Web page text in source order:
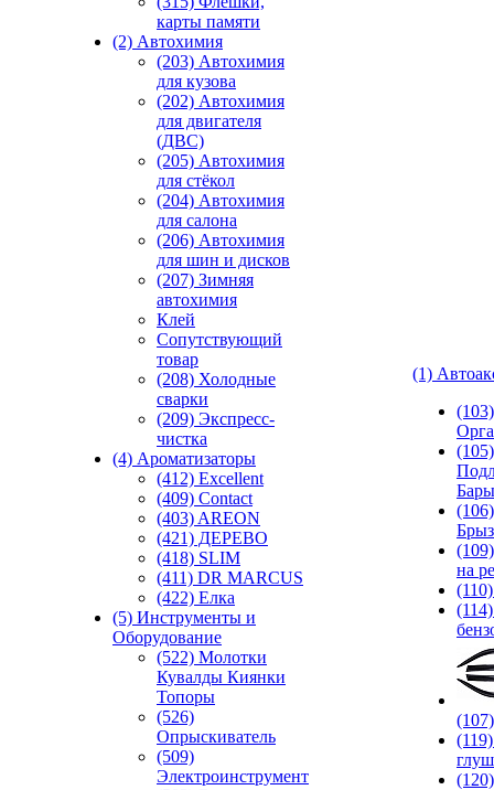
карты памяти
(2) Автохимия
(203) Автохимия
для кузова
(202) Автохимия
для двигателя
(ДВС)
(205) Автохимия
для стёкол
(204) Автохимия
для салона
(206) Автохимия
для шин и дисков
(207) Зимняя
автохимия
Клей
Сопутствующий
товар
(208) Холодные
сварки
(209) Экспреcс-
чистка
(4) Ароматизаторы
(412) Excellent
(409) Contact
(403) AREON
(421) ДЕРЕВО
(418) SLIM
(411) DR MARCUS
(422) Елка
(5) Инструменты и
Оборудование
(522) Молотки
Кувалды Киянки
Топоры
(526)
Опрыскиватель
(509)
Электроинструмент
(1)
(105)
Бары
(106)
на